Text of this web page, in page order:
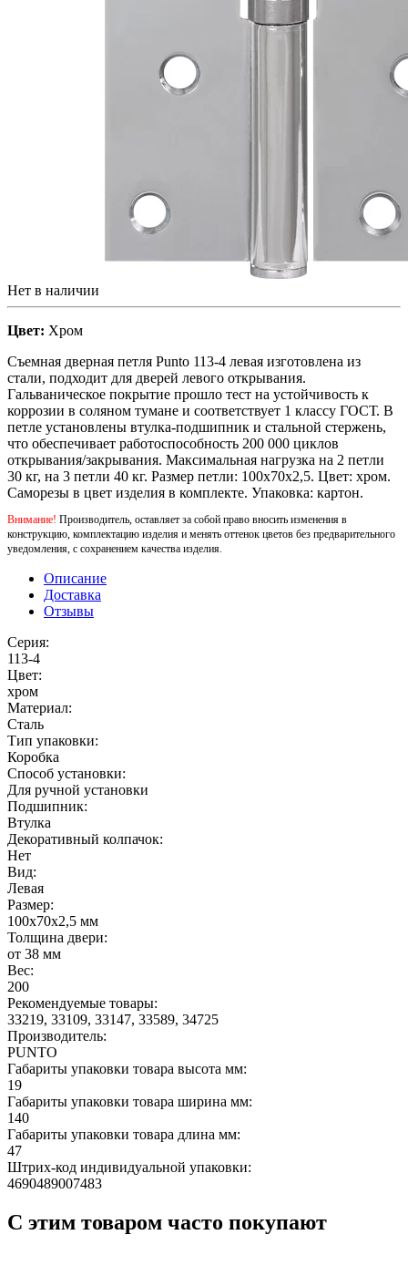
Нет в наличии
Цвет: Хром
Съемная дверная петля Punto 113-4 левая изготовлена из
стали, подходит для дверей левого открывания.
Гальваническое покрытие прошло тест на устойчивость к
коррозии в соляном тумане и соответствует 1 классу ГОСТ. В
петле установлены втулка-подшипник и стальной стержень,
что обеспечивает работоспособность 200 000 циклов
открывания/закрывания. Максимальная нагрузка на 2 петли
30 кг, на 3 петли 40 кг. Размер петли: 100x70x2,5. Цвет: хром.
Саморезы в цвет изделия в комплекте. Упаковка: картон.
Внимание! Производитель, оставляет за собой право вносить изменения в
конструкцию, комплектацию изделия и менять оттенок цветов без предварительного
уведомления, с сохранением качества изделия.
Описание
Доставка
Отзывы
Серия:
113-4
Цвет:
хром
Материал:
Сталь
Тип упаковки:
Коробка
Способ установки:
Для ручной установки
Подшипник:
Втулка
Декоративный колпачок:
Нет
Вид:
Левая
Размер:
100x70x2,5 мм
Толщина двери:
от 38 мм
Вес:
200
Рекомендуемые товары:
33219, 33109, 33147, 33589, 34725
Производитель:
PUNTO
Габариты упаковки товара высота мм:
19
Габариты упаковки товара ширина мм:
140
Габариты упаковки товара длина мм:
47
Штрих-код индивидуальной упаковки:
4690489007483
С этим товаром часто покупают